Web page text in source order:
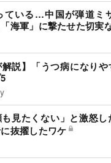
ている…中国が弾道ミ
海軍」に撃たせた切実
解説】「うつ病になり
見たくない」と激怒
抜擢したワケ